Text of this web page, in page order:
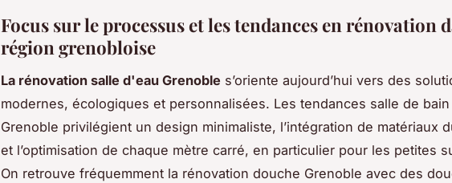
Focus sur le processus et les tendances en rénovation
région grenobloise
La rénovation salle d'eau Grenoble s’oriente aujourd’hui vers des
modernes, écologiques et personnalisées. Les tendances salle de bain
Grenoble privilégient un design minimaliste, l’intégration de matériaux
et l’optimisation de chaque mètre carré, en particulier pour les petites
On retrouve fréquemment la rénovation douche Grenoble avec des